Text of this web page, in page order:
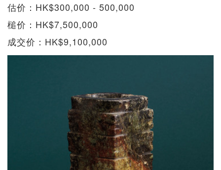
估价：HK$300,000 - 500,000
槌价：HK$7,500,000
成交价：HK$9,100,000